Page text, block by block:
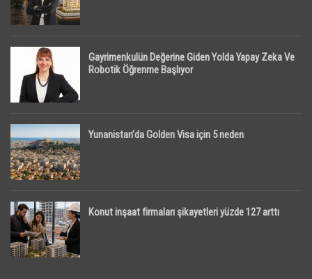
Gayrimenkulün Değerine Giden Yolda Yapay Zeka Ve
Robotik Öğrenme Başlıyor
Yunanistan’da Golden Visa için 5 neden
Konut inşaat firmaları şikayetleri yüzde 127 arttı